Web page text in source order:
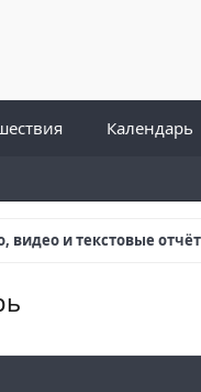
Календарь
видео и текстовые